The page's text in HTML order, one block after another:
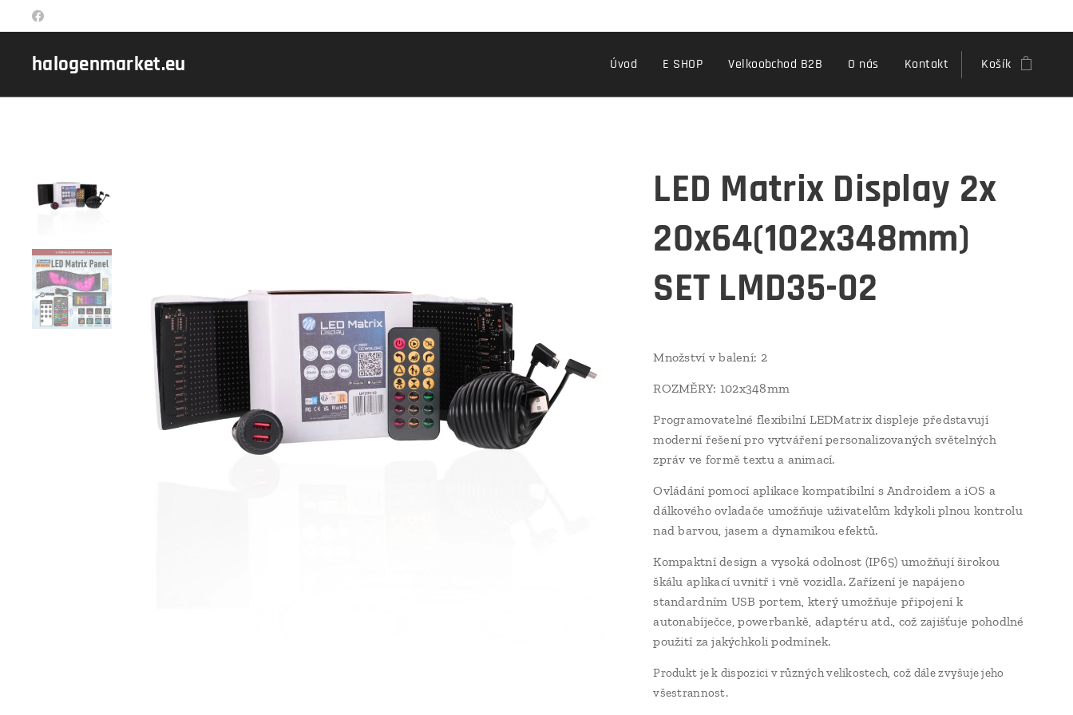
halogenmarket.eu Úvod E SHOP Velkoobchod B2B O nás Kontakt Košík
LED Matrix Display 2x
20x64(102x348mm)
SET LMD35-02
Množství v balení: 2
ROZMĚRY: 102x348mm
Programovatelné flexibilní LEDMatrix displeje představují
moderní řešení pro vytváření personalizovaných světelných
zpráv ve formě textu a animací.
Ovládání pomocí aplikace kompatibilní s Androidem a iOS a
dálkového ovladače umožňuje uživatelům kdykoli plnou kontrolu
nad barvou, jasem a dynamikou efektů.
Kompaktní design a vysoká odolnost (IP65) umožňují širokou
škálu aplikací uvnitř i vně vozidla. Zařízení je napájeno
standardním USB portem, který umožňuje připojení k
autonabíječce, powerbankě, adaptéru atd., což zajišťuje pohodlné
použití za jakýchkoli podmínek.
Produkt je k dispozici v různých velikostech, což dále zvyšuje jeho
všestrannost.